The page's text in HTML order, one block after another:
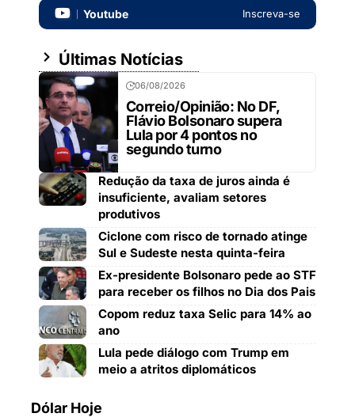
Youtube Inscreva-se
Últimas Notícias
06/08/2026
Correio/Opinião: No DF,
Flávio Bolsonaro supera
Lula por 4 pontos no
segundo turno
Redução da taxa de juros ainda é
insuficiente, avaliam setores
produtivos
Ciclone com risco de tornado atinge
Sul e Sudeste nesta quinta-feira
Ex-presidente Bolsonaro pede ao STF
para receber os filhos no Dia dos Pais
Copom reduz taxa Selic para 14% ao
ano
Lula pede diálogo com Trump em
meio a atritos diplomáticos
Dólar Hoje